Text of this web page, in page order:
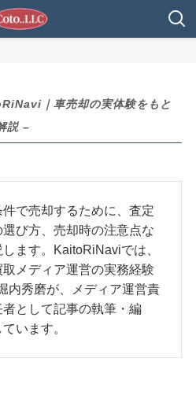
｜車売却の実体験をもと
説 –
で売却するために、査定
び方、売却時の注意点な
ます。KaitoRiNaviでは、
メディア運営の実務経験
内秀磨が、メディア運営責
として記事の執筆・編
います。